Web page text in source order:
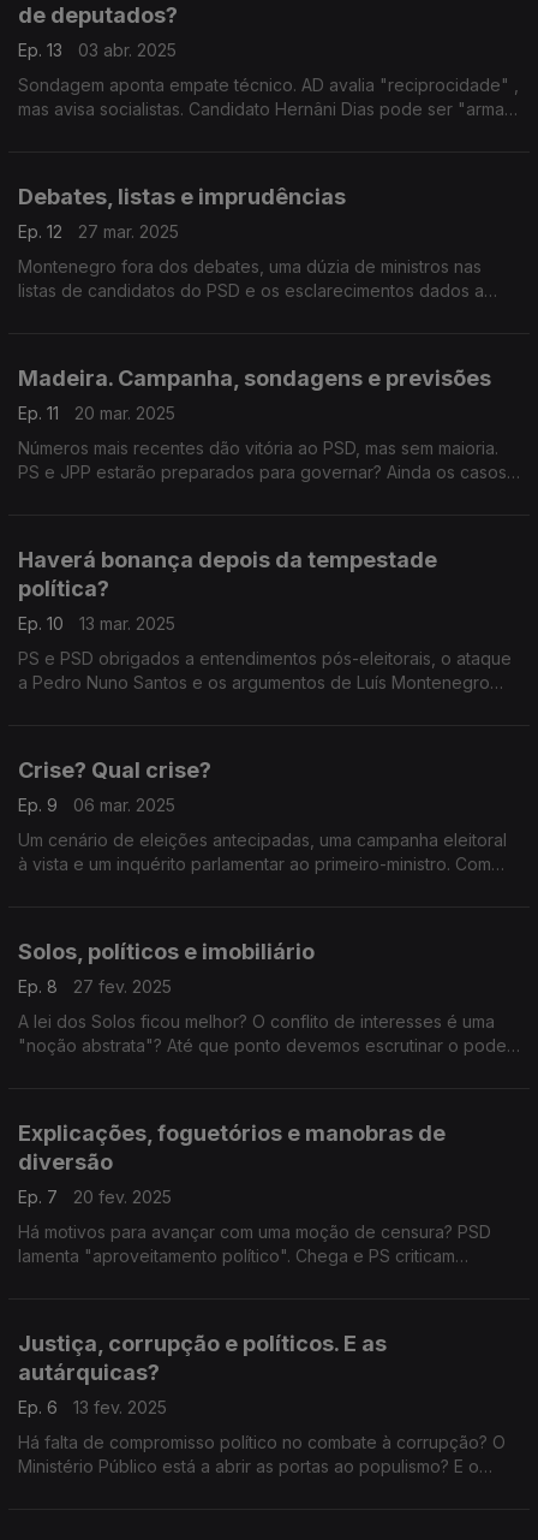
de deputados?
Ep. 13
03 abr. 2025
Sondagem aponta empate técnico. AD avalia "reciprocidade" ,
mas avisa socialistas. Candidato Hernâni Dias pode ser "arma
Debates, listas e imprudências
Ep. 12
27 mar. 2025
Montenegro fora dos debates, uma dúzia de ministros nas
listas de candidatos do PSD e os esclarecimentos dados a
Madeira. Campanha, sondagens e previsões
Ep. 11
20 mar. 2025
Números mais recentes dão vitória ao PSD, mas sem maioria.
PS e JPP estarão preparados para governar? Ainda os casos
Haverá bonança depois da tempestade
política?
Ep. 10
13 mar. 2025
PS e PSD obrigados a entendimentos pós-eleitorais, o ataque
a Pedro Nuno Santos e os argumentos de Luís Montenegro
Crise? Qual crise?
Ep. 9
06 mar. 2025
Um cenário de eleições antecipadas, uma campanha eleitoral
à vista e um inquérito parlamentar ao primeiro-ministro. Com
Solos, políticos e imobiliário
Ep. 8
27 fev. 2025
A lei dos Solos ficou melhor? O conflito de interesses é uma
"noção abstrata"? Até que ponto devemos escrutinar o poder
Explicações, foguetórios e manobras de
diversão
Ep. 7
20 fev. 2025
Há motivos para avançar com uma moção de censura? PSD
lamenta "aproveitamento político". Chega e PS criticam
Justiça, corrupção e políticos. E as
autárquicas?
Ep. 6
13 fev. 2025
Há falta de compromisso político no combate à corrupção? O
Ministério Público está a abrir as portas ao populismo? E o